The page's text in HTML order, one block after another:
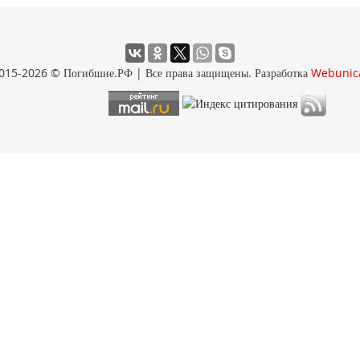
2026 © Погибшие.РФ | Все права защищены. Разработка